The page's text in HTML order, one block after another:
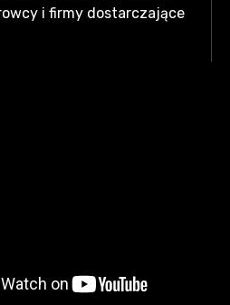
i firmy dostarczające